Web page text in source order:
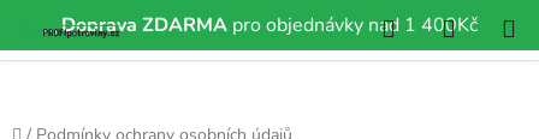
Doprava ZDARMA pro objednávky nad 1 400Kč
Přejít
Hledat
KOŠÍK
Domů